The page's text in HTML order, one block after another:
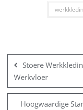
navigatie
Stoere
Werkvloer
Hoogwaardige